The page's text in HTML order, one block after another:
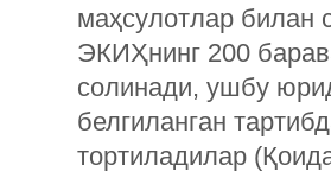
маҳсулотлар билан
ЭКИҲнинг 200
солинади, ушбу
белгиланган
тортиладилар